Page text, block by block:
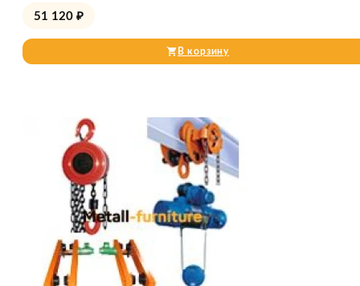
51 120 ₽
В корзину